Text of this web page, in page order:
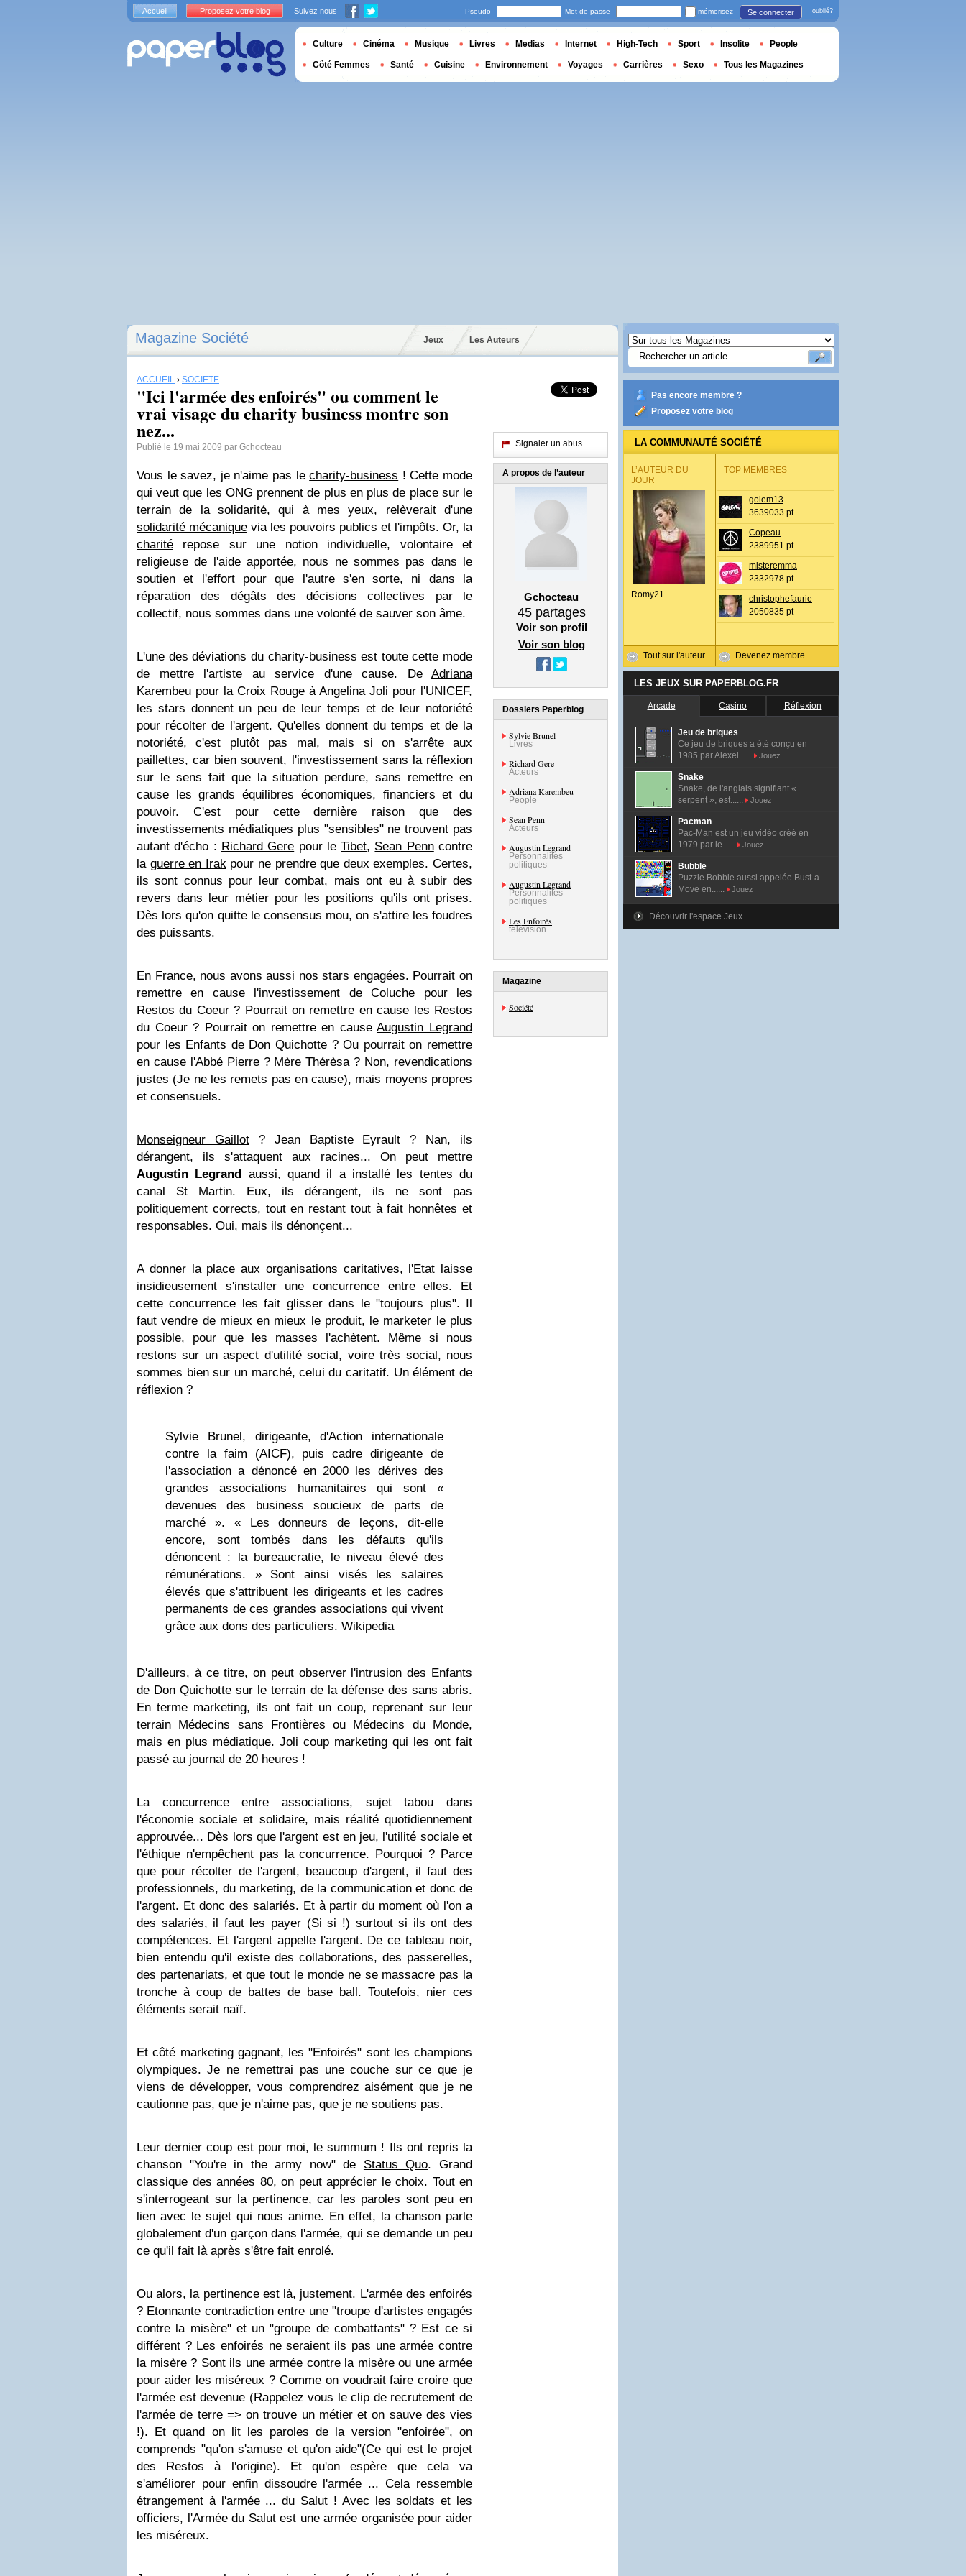
Magazine Société Jeux Les Auteurs
ACCUEIL › SOCIÉTÉ
"Ici l'armée des enfoirés" ou comment le
vrai visage du charity business montre son
nez...
Publié le 19 mai 2009 par Gchocteau
Vous le savez, je n'aime pas lecharity-business ! Cette mode
qui veut que les ONG prennent de plus en plus de place sur le
terrain de la solidarité, qui à mes yeux, relèverait d'une
solidarité mécanique via les pouvoirs publics et l'impôts. Or, la
charité repose sur une notion individuelle, volontaire et
religieuse de l'aide apportée, nous ne sommes pas dans le
soutien et l'effort pour que l'autre s'en sorte, ni dans la
réparation des dégâts des décisions collectives par le
collectif, nous sommes dans une volonté de sauver son âme.
L'une des déviations du charity-business est toute cette mode
de mettre l'artiste au service d'une cause. De Adriana
Karembeu pour la Croix Rouge à Angelina Joli pour l'UNICEF,
les stars donnent un peu de leur temps et de leur notoriété
pour récolter de l'argent. Qu'elles donnent du temps et de la
notoriété, c'est plutôt pas mal, mais si on s'arrête aux
paillettes, car bien souvent, l'investissement sans la réflexion
sur le sens fait que la situation perdure, sans remettre en
cause les grands équilibres économiques, financiers et du
pouvoir. C'est pour cette dernière raison que des
investissements médiatiques plus "sensibles" ne trouvent pas
autant d'écho : Richard Gere pour leTibet, Sean Penncontre
la guerre en Irakpour ne prendre que deux exemples. Certes,
ils sont connus pour leur combat, mais ont eu à subir des
revers dans leur métier pour les positions qu'ils ont prises.
Dès lors qu'on quitte le consensus mou, on s'attire les foudres
des puissants.
En France, nous avons aussi nos stars engagées. Pourrait on
remettre en cause l'investissement deColuche pour les
Restos du Coeur ? Pourrait on remettre en cause les Restos
du Coeur ? Pourrait on remettre en causeAugustin Legrand
pour les Enfants de Don Quichotte ? Ou pourrait on remettre
en cause l'Abbé Pierre ? Mère Thérèsa ? Non, revendications
justes (Je ne les remets pas en cause), mais moyens propres
et consensuels.
Monseigneur Gaillot? Jean Baptiste Eyrault ? Nan, ils
dérangent, ils s'attaquent aux racines... On peut mettre
Augustin Legrand aussi, quand il a installé les tentes du
canal St Martin. Eux, ils dérangent, ils ne sont pas
politiquement corrects, tout en restant tout à fait honnêtes et
responsables. Oui, mais ils dénonçent...
A donner la place aux organisations caritatives, l'Etat laisse
insidieusement s'installer une concurrence entre elles. Et
cette concurrence les fait glisser dans le "toujours plus". Il
faut vendre de mieux en mieux le produit, le marketer le plus
possible, pour que les masses l'achètent. Même si nous
restons sur un aspect d'utilité social, voire très social, nous
sommes bien sur un marché, celui du caritatif. Un élément de
réflexion ?
Sylvie Brunel, dirigeante, d'Action internationale
contre la faim (AICF), puis cadre dirigeante de
l'association a dénoncé en 2000 les dérives des
grandes associations humanitaires qui sont «
devenues des business soucieux de parts de
marché ». « Les donneurs de leçons, dit-elle
encore, sont tombés dans les défauts qu'ils
dénoncent : la bureaucratie, le niveau élevé des
rémunérations. » Sont ainsi visés les salaires
élevés que s'attribuent les dirigeants et les cadres
permanents de ces grandes associations qui vivent
grâce aux dons des particuliers. Wikipedia
D'ailleurs, à ce titre, on peut observer l'intrusion des Enfants
de Don Quichotte sur le terrain de la défense des sans abris.
En terme marketing, ils ont fait un coup, reprenant sur leur
terrain Médecins sans Frontières ou Médecins du Monde,
mais en plus médiatique. Joli coup marketing qui les ont fait
passé au journal de 20 heures !
La concurrence entre associations, sujet tabou dans
l'économie sociale et solidaire, mais réalité quotidiennement
approuvée... Dès lors que l'argent est en jeu, l'utilité sociale et
l'éthique n'empêchent pas la concurrence. Pourquoi ? Parce
que pour récolter de l'argent, beaucoup d'argent, il faut des
professionnels, du marketing, de la communication et donc de
l'argent. Et donc des salariés. Et à partir du moment où l'on a
des salariés, il faut les payer (Si si !) surtout si ils ont des
compétences. Et l'argent appelle l'argent. De ce tableau noir,
bien entendu qu'il existe des collaborations, des passerelles,
des partenariats, et que tout le monde ne se massacre pas la
tronche à coup de battes de base ball. Toutefois, nier ces
éléments serait naïf.
Et côté marketing gagnant, les "Enfoirés" sont les champions
olympiques. Je ne remettrai pas une couche sur ce que je
viens de développer, vous comprendrez aisément que je ne
cautionne pas, que je n'aime pas, que je ne soutiens pas.
Leur dernier coup est pour moi, le summum ! Ils ont repris la
chanson "You're in the army now" de Status Quo. Grand
classique des années 80, on peut apprécier le choix. Tout en
s'interrogeant sur la pertinence, car les paroles sont peu en
lien avec le sujet qui nous anime. En effet, la chanson parle
globalement d'un garçon dans l'armée, qui se demande un peu
ce qu'il fait là après s'être fait enrolé.
Ou alors, la pertinence est là, justement. L'armée des enfoirés
? Etonnante contradiction entre une "troupe d'artistes engagés
contre la misère" et un "groupe de combattants" ? Est ce si
différent ? Les enfoirés ne seraient ils pas une armée contre
la misère ? Sont ils une armée contre la misère ou une armée
pour aider les miséreux ? Comme on voudrait faire croire que
l'armée est devenue (Rappelez vous le clip de recrutement de
l'armée de terre => on trouve un métier et on sauve des vies
!). Et quand on lit les paroles de la version "enfoirée", on
comprends "qu'on s'amuse et qu'on aide"(Ce qui est le projet
des Restos à l'origine). Et qu'on espère que cela va
s'améliorer pour enfin dissoudre l'armée ... Cela ressemble
étrangement à l'armée ... du Salut ! Avec les soldats et les
officiers, l'Armée du Salut est une armée organisée pour aider
les miséreux.
Signaler un abus
A propos de l’auteur
Gchocteau
45partages
Voir son profil
Voir son blog
Dossiers Paperblog
Sylvie Brunel
Livres
Richard Gere
Acteurs
Adriana Karembeu
People
Sean Penn
Acteurs
Augustin Legrand
Personnalités
politiques
Augustin Legrand
Personnalités
politiques
Les Enfoirés
télévision
Magazine
Société
Pas encore membre ?
Proposez votre blog
LA COMMUNAUTÉ SOCIÉTÉ
L’AUTEUR DU
JOUR
Romy21
Tout sur l'auteur
TOP MEMBRES
golem13
3639033 pt
Copeau
2389951 pt
misteremma
2332978 pt
christophefaurie
2050835 pt
Devenez membre
LES JEUX SUR PAPERBLOG.FR
Arcade Casino Réflexion
Jeu de briques
Ce jeu de briques a été conçu en
1985 par Alexei......
Jouez
Snake
Snake, de l'anglais signifiant «
serpent », est......
Jouez
Pacman
Pac-Man est un jeu vidéo créé en
1979 par le......
Jouez
Bubble
Puzzle Bobble aussi appelée Bust-a-
Move en......
Jouez
Découvrir l'espace Jeux
Accueil Proposez votre blog Suivez nous Pseudo Mot de passe mémorisez Se connecter oublié?
Culture Cinéma Musique Livres Medias Internet High-Tech Sport Insolite People
Côté Femmes Santé Cuisine Environnement Voyages Carrières Sexo Tous les Magazines